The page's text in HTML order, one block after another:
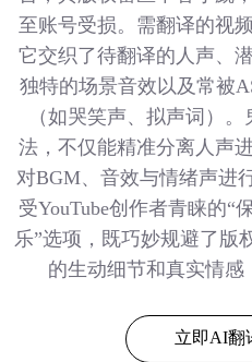
至账号受损。需翻译的视
它交织了待翻译的人声、
独特的场景音效以及常被
（如哭笑声、拟声词）
法，不仅能精准分离人声
对BGM、音效与情绪声进
受YouTube创作者青睐的“
乐”选项，既巧妙规避了版
的生动细节和真实情感
立即AI翻